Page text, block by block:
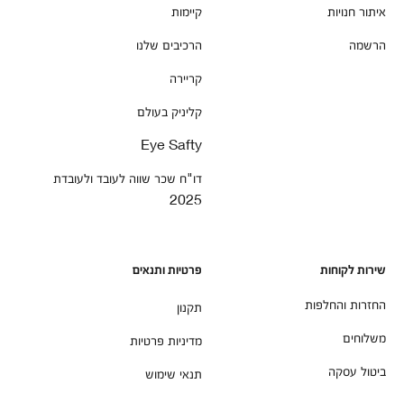
איתור חנויות
הרשמה
קיימות
הרכיבים שלנו
קריירה
קליניק בעולם
Eye Safty
דו"ח שכר שווה לעובד ולעובדת
2025
שירות לקוחות
החזרות והחלפות
משלוחים
ביטול עסקה
פרטיות ותנאים
תקנון
מדיניות פרטיות
תנאי שימוש